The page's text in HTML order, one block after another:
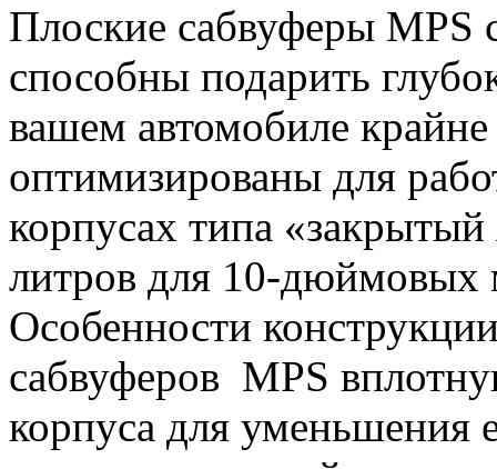
Плоские сабвуферы
способны подарить
вашем автомобиле
оптимизированы для
корпусах типа
литров для 10-дюймовых
Особенности
сабвуферов MPS
корпуса для уменьшения